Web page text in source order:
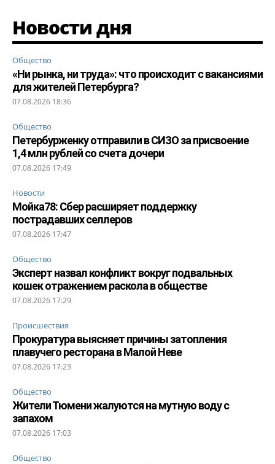
Новости дня
Общество
«Ни рынка, ни труда»: что происходит с вакансиями
для жителей Петербурга?
07.08.2026 18:36
Общество
Петербурженку отправили в СИЗО за присвоение
1,4 млн рублей со счета дочери
07.08.2026 17:49
Новости
Мойка78: Сбер расширяет поддержку
пострадавших селлеров
07.08.2026 17:47
Общество
Эксперт назвал конфликт вокруг подвальных
кошек отражением раскола в обществе
07.08.2026 17:29
Происшествия
Прокуратура выясняет причины затопления
плавучего ресторана в Малой Неве
07.08.2026 17:23
Общество
Жители Тюмени жалуются на мутную воду с
запахом
07.08.2026 17:03
Общество